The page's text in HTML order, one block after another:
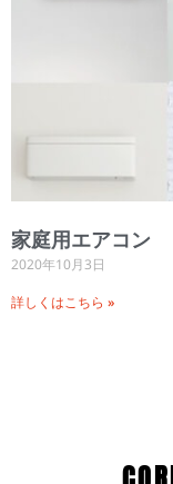
家庭用エアコン
2020年10月3日
詳しくはこちら »